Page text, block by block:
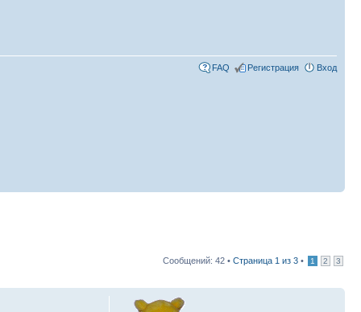
FAQ Регистрация Вход
Сообщений: 42 • Страница 1 из 3 • 1 2 3